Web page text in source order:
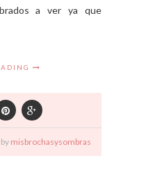
a ver ya que
misbrochasysombras